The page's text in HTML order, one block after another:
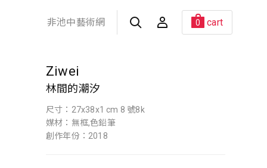
非池中藝術網 0 cart
Ziwei
林間的潮汐
尺寸：27x38x1 cm 8 號8k
媒材：無框,色鉛筆
創作年份：2018